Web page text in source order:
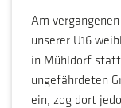
Am
unserer U16
in Mühldorf
ungefährdeten
ein, zog dort